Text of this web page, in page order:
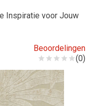
Inspiratie voor Jouw
Beoordelingen
(0)